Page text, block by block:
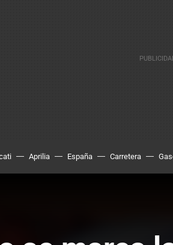
Aprilia España Carretera